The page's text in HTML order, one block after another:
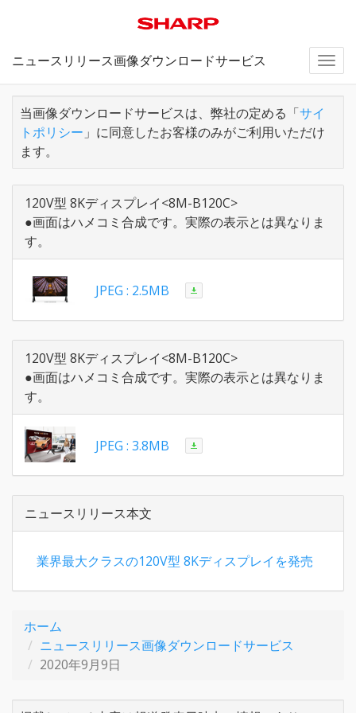
ニュースリリース画像ダウンロードサービス
当画像ダウンロードサービスは、弊社の定める「サイ
トポリシー 」に同意したお客様のみがご利用いただけ
ます。
120V型 8Kディスプレイ<8M-B120C>
●画面はハメコミ合成です。実際の表示とは異なりま
す。
JPEG : 2.5MB
120V型 8Kディスプレイ<8M-B120C>
●画面はハメコミ合成です。実際の表示とは異なりま
す。
JPEG : 3.8MB
ニュースリリース本文
業界最大クラスの120V型 8Kディスプレイを発売
ホーム
ニュースリリース画像ダウンロードサービス
2020年9月9日